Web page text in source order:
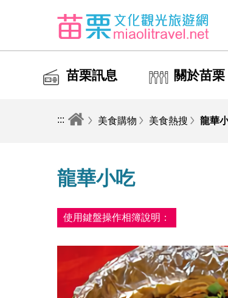
苗栗訊息 關於苗栗
::: 美食購物 美食熱搜 龍華
龍華小吃
使用鍵盤操作相簿說明：